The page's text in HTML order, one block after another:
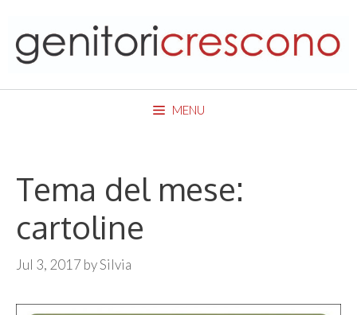
content
MENU
Tema del mese:
cartoline
Jul 3, 2017 bySilvia